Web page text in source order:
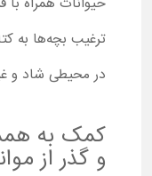
ترغیب بچه‌ها به
در محیطی شاد و
کمک به
و گذر از